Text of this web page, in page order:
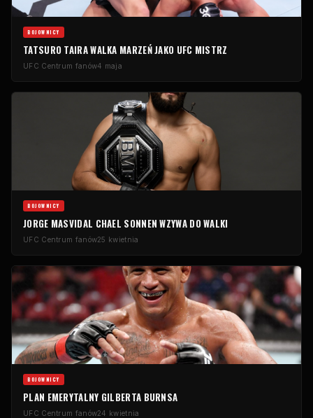
BOJOWNICY
TATSURO TAIRA WALKA MARZEŃ JAKO UFC MISTRZ
UFC Centrum fanów4 maja
BOJOWNICY
JORGE MASVIDAL CHAEL SONNEN WZYWA DO WALKI
UFC Centrum fanów25 kwietnia
BOJOWNICY
PLAN EMERYTALNY GILBERTA BURNSA
UFC Centrum fanów24 kwietnia